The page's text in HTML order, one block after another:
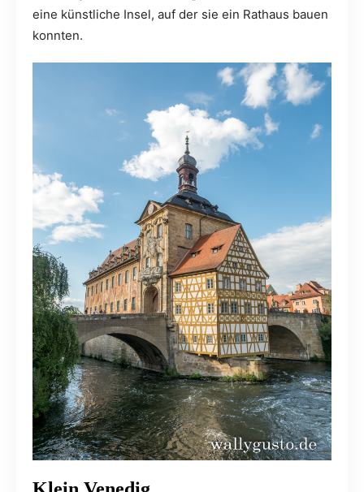
eine künstliche Insel, auf der sie ein Rathaus bauen
konnten.